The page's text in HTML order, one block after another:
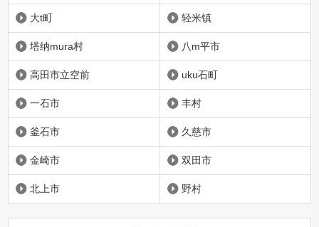
大t町 轻米镇
塔纳mura村 八m平市
高田市立空前 uku石町
一石市 丰村
釜石市 久慈市
金崎市 双田市
北上市 野村